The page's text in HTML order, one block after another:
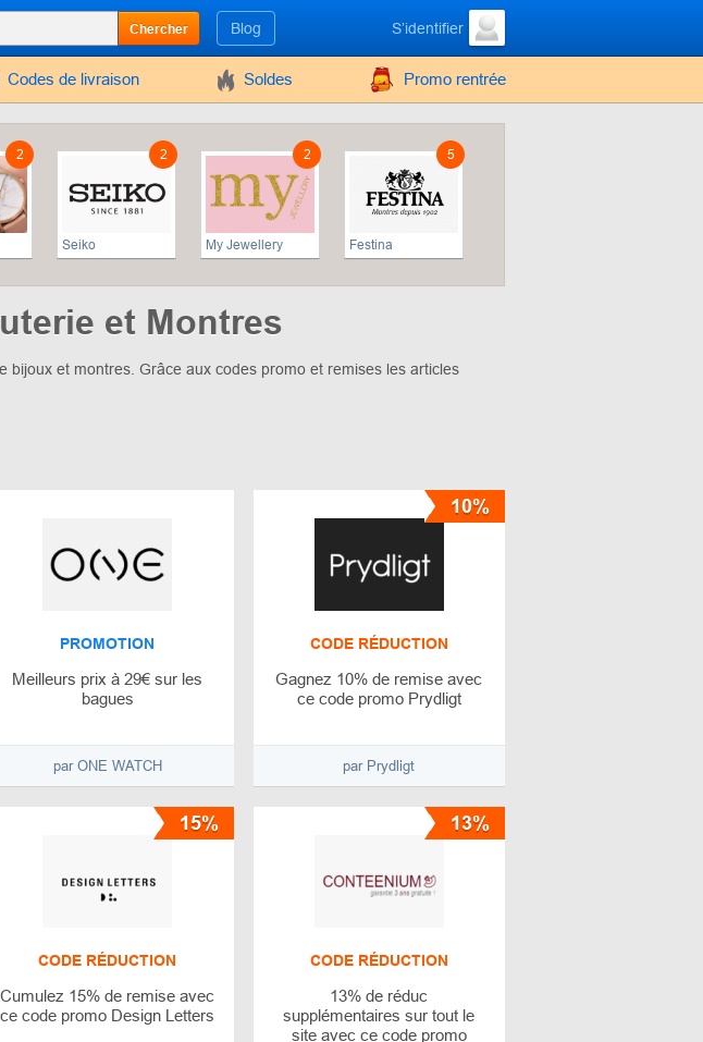
Chercher Blog S’identifier
Codes de livraison Soldes Promo rentrée
2 2
Seiko
2
My Jewellery
5
Festina
et Montres
bijoux et montres. Grâce aux codes promo et remises les articles
PROMOTION
Meilleurs prix à 29€ sur les
bagues
par ONE WATCH
CODE RÉDUCTION
Gagnez 10% de remise avec
ce code promo Prydligt
par Prydligt
10%
CODE RÉDUCTION
Cumulez 15% de remise avec
ce code promo Design Letters
15%
CODE RÉDUCTION
13% de réduc
supplémentaires sur tout le
site avec ce code promo
13%